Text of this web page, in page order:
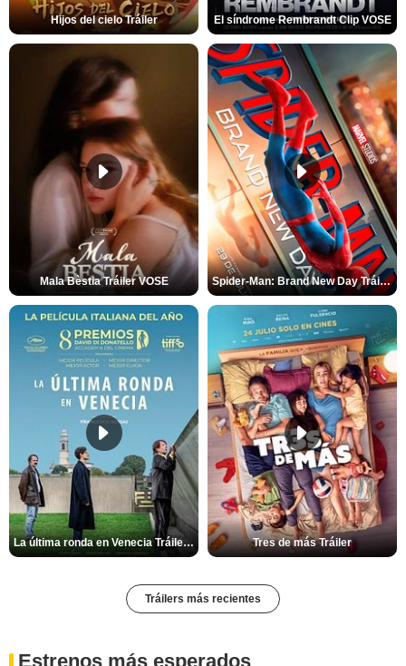
Hijos del cielo Tráiler El síndrome Rembrandt Clip VOSE
Mala Bèstia Tráiler VOSE Spider-Man: Brand New Day Tráiler (3)
La última ronda en Venecia Tráiler VOSE Tres de más Tráiler
Tráilers más recientes
Estrenos más esperados